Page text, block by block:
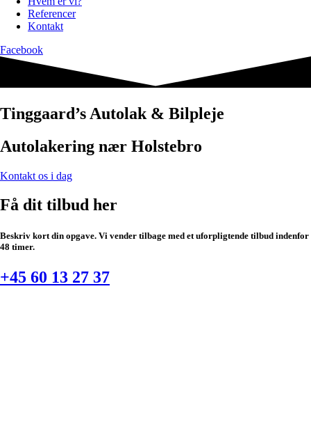
Referencer
Kontakt
Facebook
Tinggaard’s Autolak & Bilpleje
Autolakering nær Holstebro
Kontakt os i dag
Få dit tilbud her
Beskriv kort din opgave. Vi vender tilbage med et uforpligtende tilbud indenfor ​
48 timer.
+45 60 13 27 37